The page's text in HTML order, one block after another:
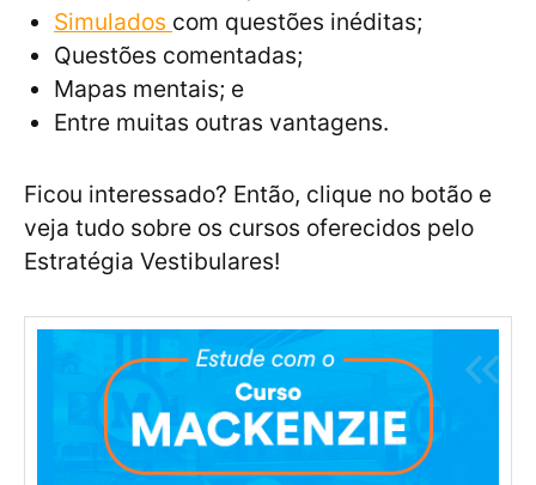
Simulados com questões inéditas;
Questões comentadas;
Mapas mentais; e
Entre muitas outras vantagens.
Ficou interessado? Então, clique no botão e
veja tudo sobre os cursos oferecidos pelo
Estratégia Vestibulares!